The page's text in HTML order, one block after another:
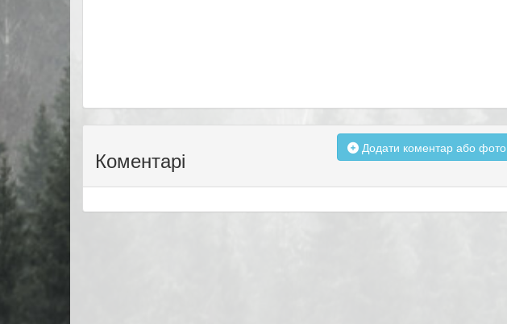
Коментарі Додати коментар або фото